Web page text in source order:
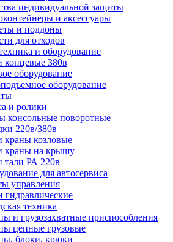
индивидуальной защиты
и аксессуары
и поддоны
для отходов
и оборудование
концевые 380в
оборудование
оборудование
и ролики
консольные поворотные
220в/380в
козловые
краны на крышу
РА 220в
для автосервиса
управления
гидравлические
техника
и грузозахватные приспособления
цепные грузовые
блоки, крюки